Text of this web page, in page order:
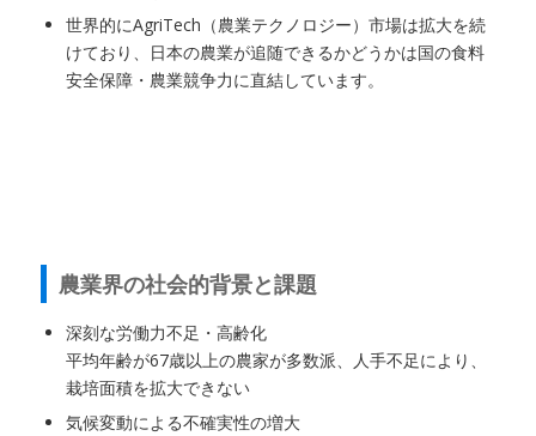
世界的にAgriTech（農業テクノロジー）市場は拡大を続
けており、日本の農業が追随できるかどうかは国の食料
安全保障・農業競争力に直結しています。
農業界の社会的背景と課題
深刻な労働力不足・高齢化
平均年齢が67歳以上の農家が多数派、人手不足により、
栽培面積を拡大できない
気候変動による不確実性の増大